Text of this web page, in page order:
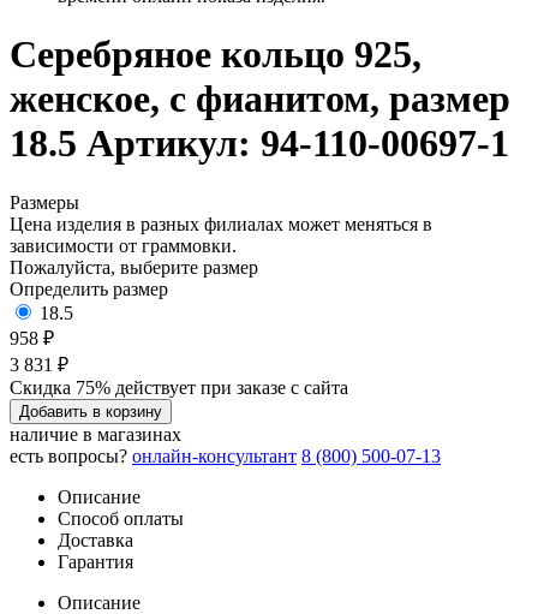
Серебряное кольцо 925,
женское, с фианитом, размер
18.5 Артикул: 94-110-00697-1
Размеры
Цена изделия в разных филиалах может меняться в
зависимости от граммовки.
Пожалуйста, выберите размер
Определить размер
18.5
958 ₽
3 831 ₽
Скидка 75% действует при заказе с сайта
Добавить в корзину
наличие в магазинах
есть вопросы? онлайн-консультант 8 (800) 500-07-13
Описание
Способ оплаты
Доставка
Гарантия
Описание